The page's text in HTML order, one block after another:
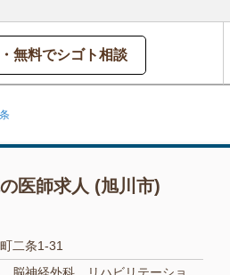
無料でシゴト相談
医師求人 (旭川市)
二条1-31